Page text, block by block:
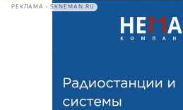
РЕКЛАМА • SKNEMAN.RU